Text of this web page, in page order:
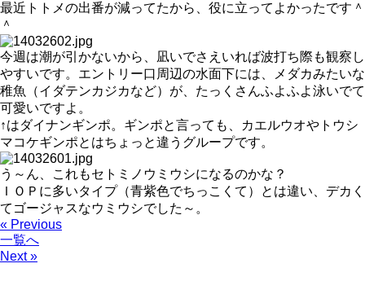
最近トトメの出番が減ってたから、役に立ってよかったです＾
＾
今週は潮が引かないから、凪いでさえいれば波打ち際も観察し
やすいです。エントリー口周辺の水面下には、メダカみたいな
稚魚（イダテンカジカなど）が、たっくさんふよふよ泳いでて
可愛いですよ。
↑はダイナンギンポ。ギンポと言っても、カエルウオやトウシ
マコケギンポとはちょっと違うグループです。
う～ん、これもセトミノウミウシになるのかな？
ＩＯＰに多いタイプ（青紫色でちっこくて）とは違い、デカく
てゴージャスなウミウシでした～。
« Previous
一覧へ
Next »